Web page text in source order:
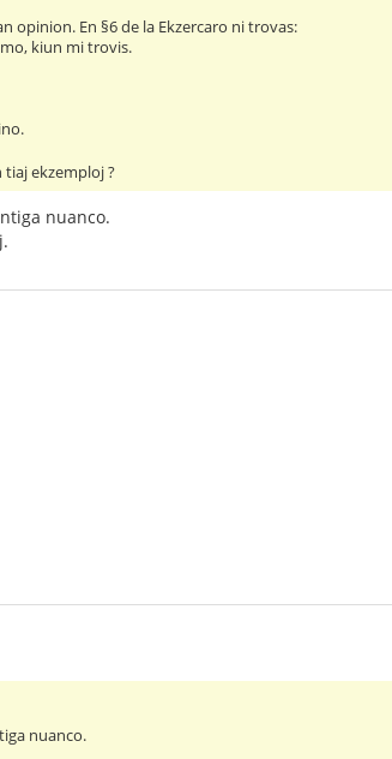
opinion. En §6 de la Ekzercaro ni trovas:
kiun mi trovis.
tiaj ekzemploj ?
nuanco.
nuanco.